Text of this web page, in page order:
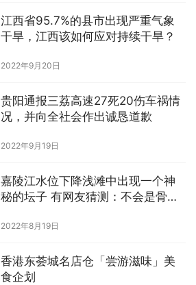
江西省95.7%的县市出现严重气象
干旱，江西该如何应对持续干旱？
2022年9月20日
贵阳通报三荔高速27死20伤车祸情
况，并向全社会作出诚恳道歉
2022年9月19日
嘉陵江水位下降浅滩中出现一个神
秘的坛子 有网友猜测：不会是骨灰
2022年8月19日
香港东荟城名店仓「尝游滋味」美
食企划